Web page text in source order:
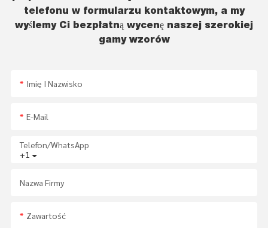
telefonu w formularzu kontaktowym, a my
wyślemy Ci bezpłatną wycenę naszej szerokiej
gamy wzorów
Imię I Nazwisko
E-Mail
+1
Telefon/WhatsApp
Nazwa Firmy
Zawartość